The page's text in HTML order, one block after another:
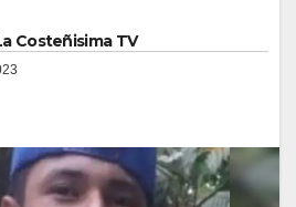
Costeñisima TV